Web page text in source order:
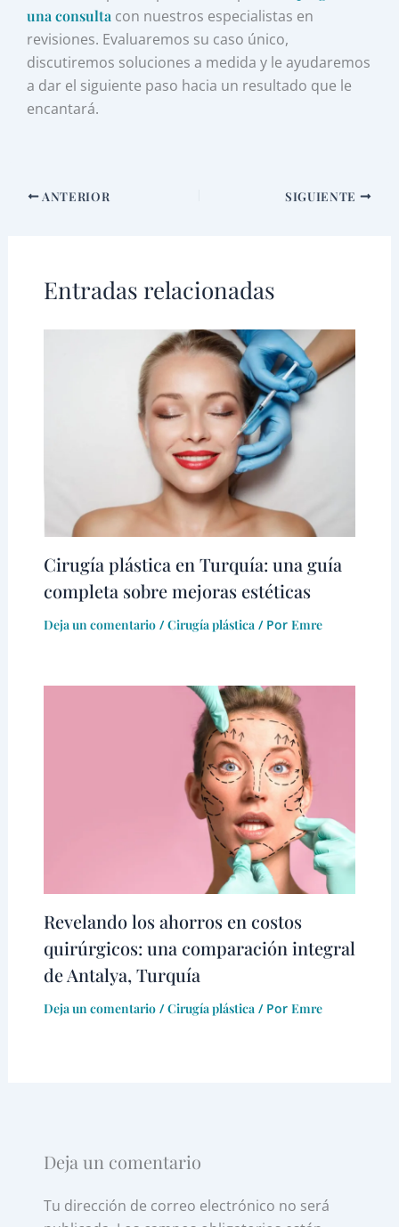
una consulta con nuestros especialistas en
revisiones. Evaluaremos su caso único,
discutiremos soluciones a medida y le ayudaremos
a dar el siguiente paso hacia un resultado que le
encantará.
ANTERIOR SIGUIENTE
Entradas relacionadas
Cirugía plástica en Turquía: una guía
completa sobre mejoras estéticas
Deja un comentario /Cirugía plástica/ Por Emre
Revelando los ahorros en costos
quirúrgicos: una comparación integral
de Antalya, Turquía
Deja un comentario /Cirugía plástica/ Por Emre
Deja un comentario
Tu dirección de correo electrónico no será